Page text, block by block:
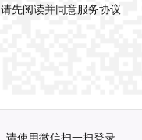
请先阅读并同意服务协议
请使用微信扫一扫登录